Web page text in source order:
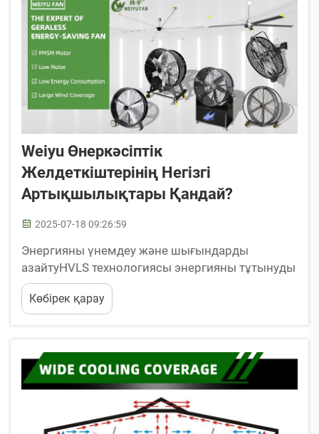
Weiyu Өнеркәсіптік
Желдеткіштерінің Негізгі
Артықшылықтары Қандай?
2025-07-18 09:26:59
Энергияны үнемдеу және шығындарды
азайтуHVLS технологиясы энергияны тұтынуды
азайтадыҮлкен көлемді аз жылдамдықты
(HVLS) желдеткіштер өзіндік механизмдерін
пайдалану арқылы өнеркәсіптік ортаның
жатыр, бұл аз жылдамдықта үлкен ауа көлемін
қозғалтуға мүмкіндік береді...
Көбірек қарау